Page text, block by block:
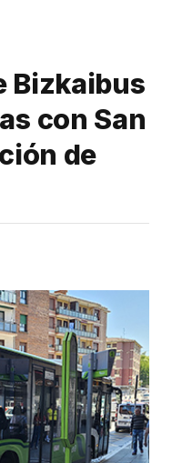
Bizkaibus
con San
de